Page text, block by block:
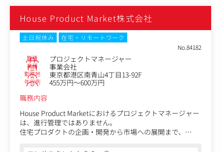
験を積むことができます。
・裁量の大きい新規案件の開拓フェーズに関わることがで
き、スペシャリストとして現場の最前線でスキルを磨ける
環境です。
万円の少額予算が半数を占める）
■案件対応について
・1社あたり1名のディレクター・２名のマーケティング運
用者のチーム体制で支援
House Product Market株式会社
土日祝休み
在宅・リモートワーク
No.84182
職種 プロジェクトマネージャー
業種 事業会社
勤務地 東京都港区南青山4丁目13-92F
年収例
455万円～600万円
職務内容
House Product Marketにおけるプロジェクトマネージャー
は、進行管理ではありません。
住宅プロダクトの企画・開発から市場への展開まで、